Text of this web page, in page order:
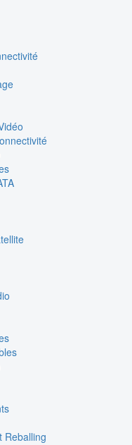
Reballing